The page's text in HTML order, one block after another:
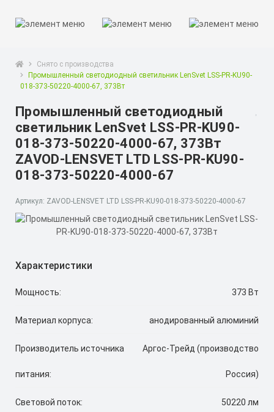
Снято с производства
Промышленный светодиодный светильник LenSvet LSS-PR-KU90-
018-373-50220-4000-67, 373Вт
Промышленный светодиодный
светильник LenSvet LSS-PR-KU90-
018-373-50220-4000-67, 373Вт
ZAVOD-LENSVET LTD LSS-PR-KU90-
018-373-50220-4000-67
Артикул: ZAVOD-LENSVET LTD LSS-PR-KU90-018-373-50220-4000-67
Характеристики
Мощность: 373 Вт
Материал корпуса: анодированный алюминий
Производитель источника
питания:
Аргос-Трейд (производство
Россия)
Световой поток: 50220 лм